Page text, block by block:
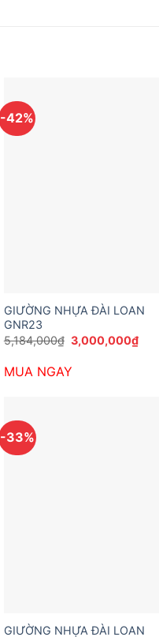
-42%
GIƯỜNG NHỰA ĐÀI LOAN
GNR23
5,184,000₫ Giá
gốc
5,184,000₫.
3,000,000₫Giá
MUA NGAY
-33%
GIƯỜNG NHỰA ĐÀI LOAN